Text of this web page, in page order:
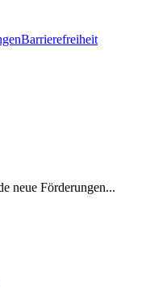
Barrierefreiheit
neue Förderungen...